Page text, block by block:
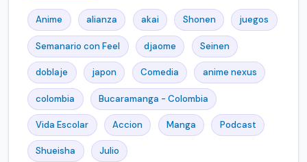
Anime alianza akai Shonen juegos
Semanario con Feel djaome Seinen
doblaje japon Comedia anime nexus
colombia Bucaramanga - Colombia
Vida Escolar Accion Manga Podcast
Shueisha Julio